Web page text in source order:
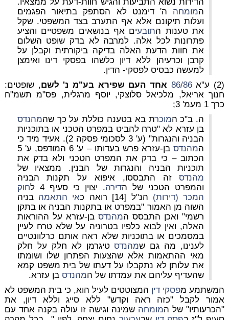
המומחה ה' דימנט לא הסתפק בתיאור הפגמים
ועלות תיקונם אלא אף התערב בצד המשפטי. שקל
את טענות התובעים אף בנושאים משפטיים והציע
פתרונות לכל אלה. למרבה לא בדק שופט השלום
את חוות הדעת האלה בדיקה ביקורתית וקבלן על
קרבן וכרעיהן ללא דיון כלשהו בפסקי דינו ואימצן
למעשה כבסיס לפסקי- הדין.
(2) ע"א
86/86 אחד העם שפירא בע"מ נ' לשם, שופטים:
חנוך אריאל, מלכיאל סלוצקי, יוסף מרגלית, פס"מ תשמ"ח
כרך 1 מעמ' 3;
ה. ב"כ המוכרת בא בטענה כוללת על כך שהמהנדס
בן עזרא לא "טרח להביט במפרט הטכני או בתוכניות
הבניה והנגרות" (ע' 3 לסכומי פסקה 2). אעיד מיד כי
המהנדס
בן-עזרא פרש בעדותו – ע' 6 המודפס, ע' 5
הכתוב – כי בדק את המפרט הטכני ולא בדק את
תוכניות הבניה והנגרות של הבנין. ממצאיו של
מהנדסזה התבססו, איפוא על תקנות הבניה
והמפרט הטכני של הדירה. יצוין כי סעיף 4 ל
חוק
המכר (דירות) הנ"ל [14] רואה כ אי התאמה בניה
השוה מן האמור "במפרט או בתקנות הבניה או בתקן
רשמי" ואכן התבסס המהנדס בן-עזרא על ההוראות
האלה, ואין לבוא כלפיו בטרוניה על שלא טרח לעיין
במסמכים או בתוכניות שלא ראה אותם כרלוונטיים
לענינו, מה גם שמהנדסטיגרמן לא חלק על חלק
מאי ההתאמות אלא שהצעות הפתרון שלו ושומתו
את עלותן לא נתקבלו על דעתו של בית משפט קמא
שהעדיף עליהם את עמדתו של המהנדסבן עזרא.
המשתמע מפסקי דין המצוטטים לעיל הוא, כי בית המשפט לא
אמור לקבל "כזה ראה וקדש" ללא סייג וללא דיון, את
"הכרעותיו" של המומחה שמינה וגישה זו עולה בקנה אחד עם